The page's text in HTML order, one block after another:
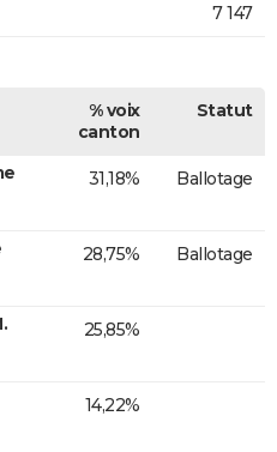
7 147
% voix
canton
Statut
31,18% Ballotage
28,75% Ballotage
25,85%
14,22%